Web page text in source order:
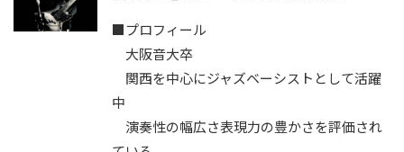
■プロフィール
大阪音大卒
関西を中心にジャズベーシストとして活躍
中
演奏性の幅広さ表現力の豊かさを評価され